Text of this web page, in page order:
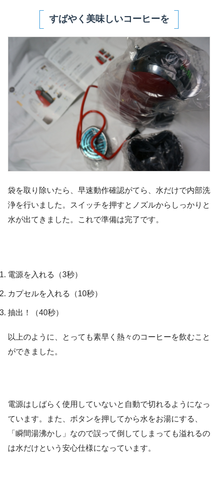
すばやく美味しいコーヒーを
袋を取り除いたら、早速動作確認がてら、水だけで内部洗
浄を行いました。スイッチを押すとノズルからしっかりと
水が出てきました。これで準備は完了です。
電源を入れる（3秒）
カプセルを入れる（10秒）
抽出！（40秒）
以上のように、とっても素早く熱々のコーヒーを飲むこと
ができました。
電源はしばらく使用していないと自動で切れるようになっ
ています。また、ボタンを押してから水をお湯にする、
「瞬間湯沸かし」なので誤って倒してしまっても溢れるの
は水だけという安心仕様になっています。